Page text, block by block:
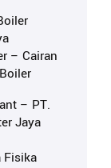
– Cairan
– PT.
Jaya
Fisika